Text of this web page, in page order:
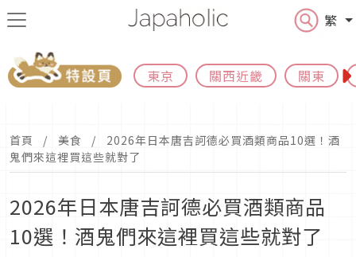
繁
東京 關西近畿 關東
首頁 美食
2026年日本唐吉訶德必買酒類商品10選！酒
鬼們來這裡買這些就對了
2026年日本唐吉訶德必買酒類商品
10選！酒鬼們來這裡買這些就對了